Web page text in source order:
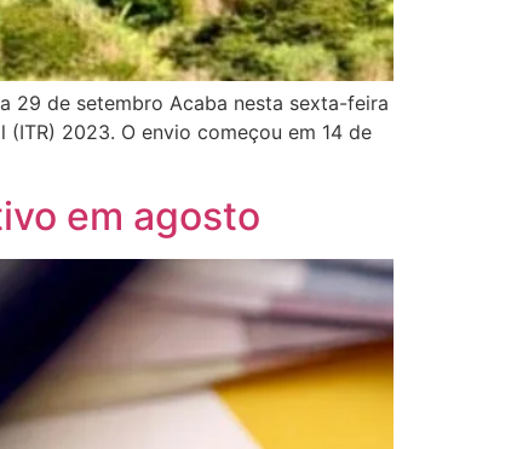
29 de setembro Acaba nesta sexta-feira
2023. O envio começou em 14 de
em agosto